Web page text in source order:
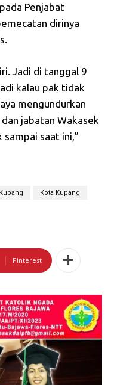
Penjabat
dirinya
Jadi di tanggal 9
kalau pak tidak
mengundurkan
jabatan Wakasek
sampai saat ini,”
Kota Kupang
Pinterest